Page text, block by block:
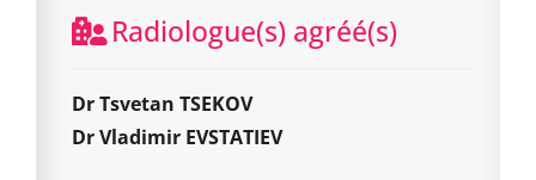
Radiologue(s) agréé(s)
Dr Tsvetan TSEKOV
Dr Vladimir EVSTATIEV